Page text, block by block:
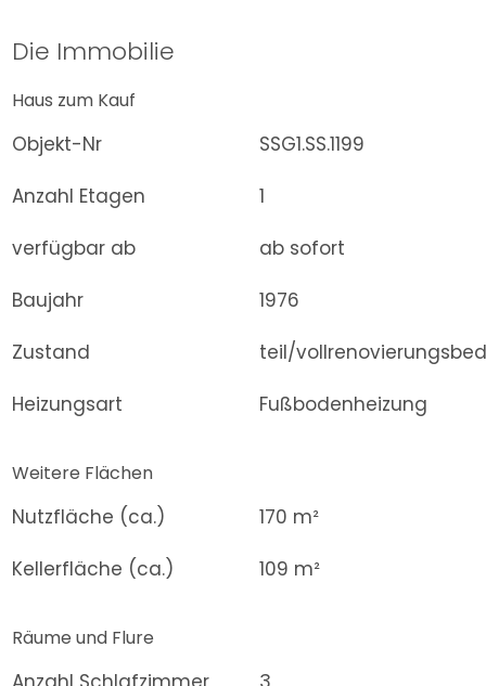
Die Immobilie
Haus zum Kauf
Objekt-Nr
SSG1.SS.1199
Anzahl Etagen
1
verfügbar ab
ab sofort
Baujahr
1976
Zustand
teil/
Heizungsart
Fußbodenheizung
Weitere Flächen
Nutzfläche (ca.)
170 m²
Kellerfläche (ca.)
109 m²
Räume und Flure